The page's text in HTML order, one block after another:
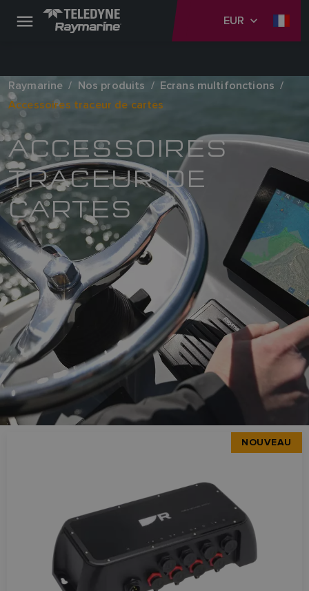
EUR
Raymarine Nos produits
Ecrans multifonctions
Accessoires traceur de cartes
ACCESSOIRES
TRACEUR DE
CARTES
NOUVEAU